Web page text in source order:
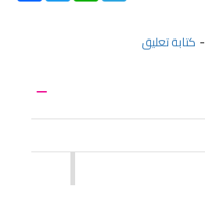
- كتابة تعليق